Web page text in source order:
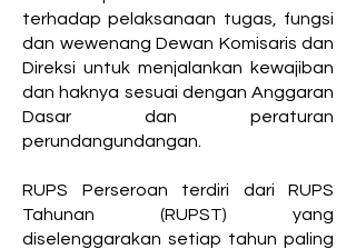
terhadap pelaksanaan tugas, fungsi
dan wewenang Dewan Komisaris dan
Direksi untuk menjalankan kewajiban
dan haknya sesuai dengan Anggaran
Dasar dan peraturan
perundangundangan.
RUPS Perseroan terdiri dari RUPS
Tahunan (RUPST) yang
diselenggarakan setiap tahun paling